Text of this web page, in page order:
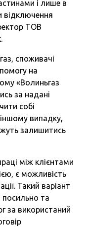
і лише в
відключення
ТОВ
споживачі
на
«Волиньгаз
за надані
собі
іншому випадку,
залишитись
між клієнтами
є можливість
Такий варіант
та
за використаний